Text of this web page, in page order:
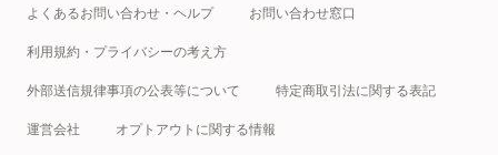
よくあるお問い合わせ・ヘルプ お問い合わせ窓口
利用規約・プライバシーの考え方
外部送信規律事項の公表等について 特定商取引法に関する表記
運営会社 オプトアウトに関する情報